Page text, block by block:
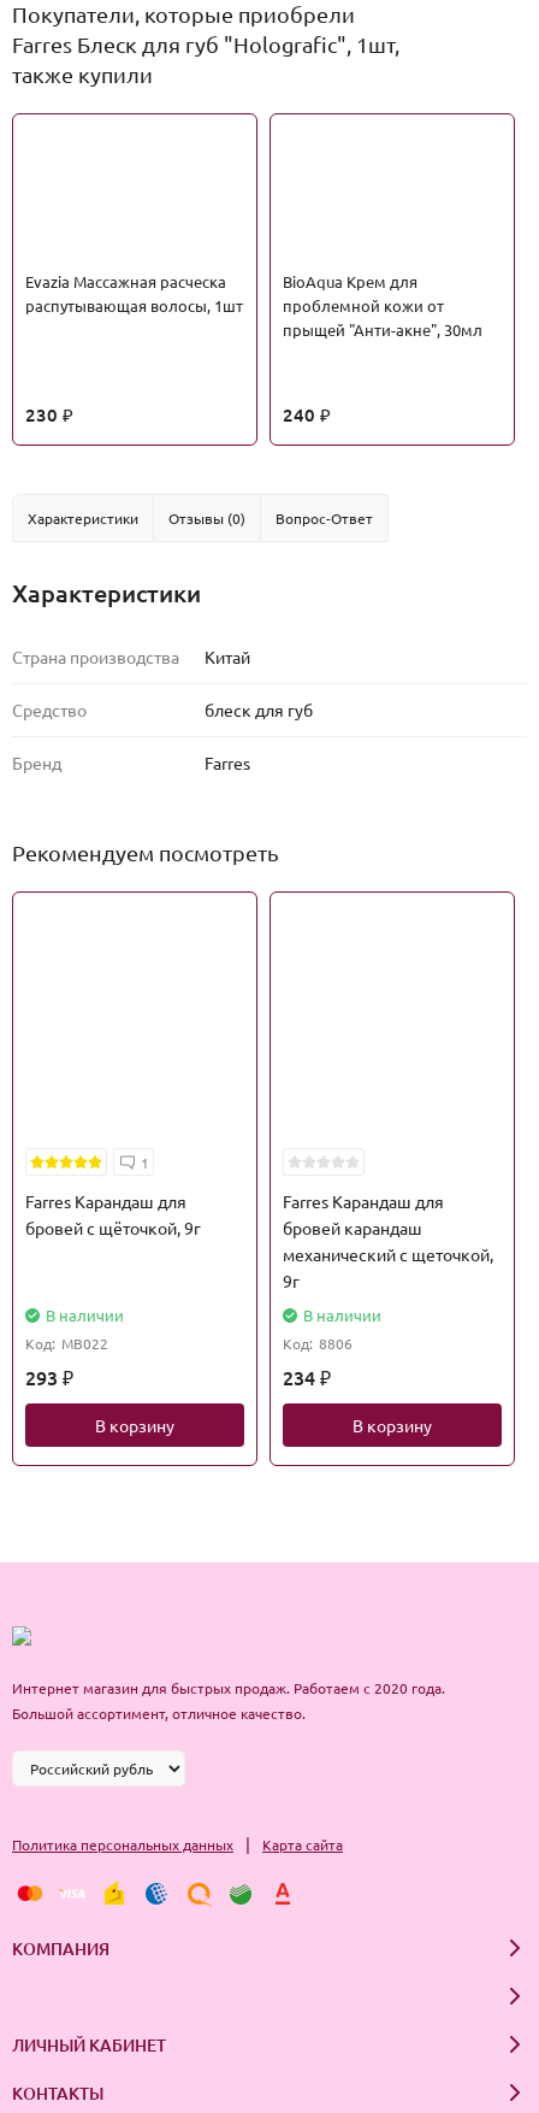
Покупатели, которые приобрели
Farres Блеск для губ "Holografic", 1шт,
также купили
Evazia Массажная расческа
распутывающая волосы, 1шт
230 ₽
BioAqua Крем для
проблемной кожи от
прыщей "Анти-акне", 30мл
240 ₽
Характеристики Отзывы (0) Вопрос-Ответ
Характеристики
Страна производства Китай
Средство блеск для губ
Бренд Farres
Рекомендуем посмотреть
1
Farres Карандаш для
бровей с щёточкой, 9г
В наличии
Код: МВ022
293 ₽
В корзину
Farres Карандаш для
бровей карандаш
механический с щеточкой,
9г
В наличии
Код: 8806
234 ₽
В корзину
Интернет магазин для быстрых продаж. Работаем с 2020 года.
Большой ассортимент, отличное качество.
Политика персональных данных | Карта сайта
КОМПАНИЯ
ЛИЧНЫЙ КАБИНЕТ
КОНТАКТЫ